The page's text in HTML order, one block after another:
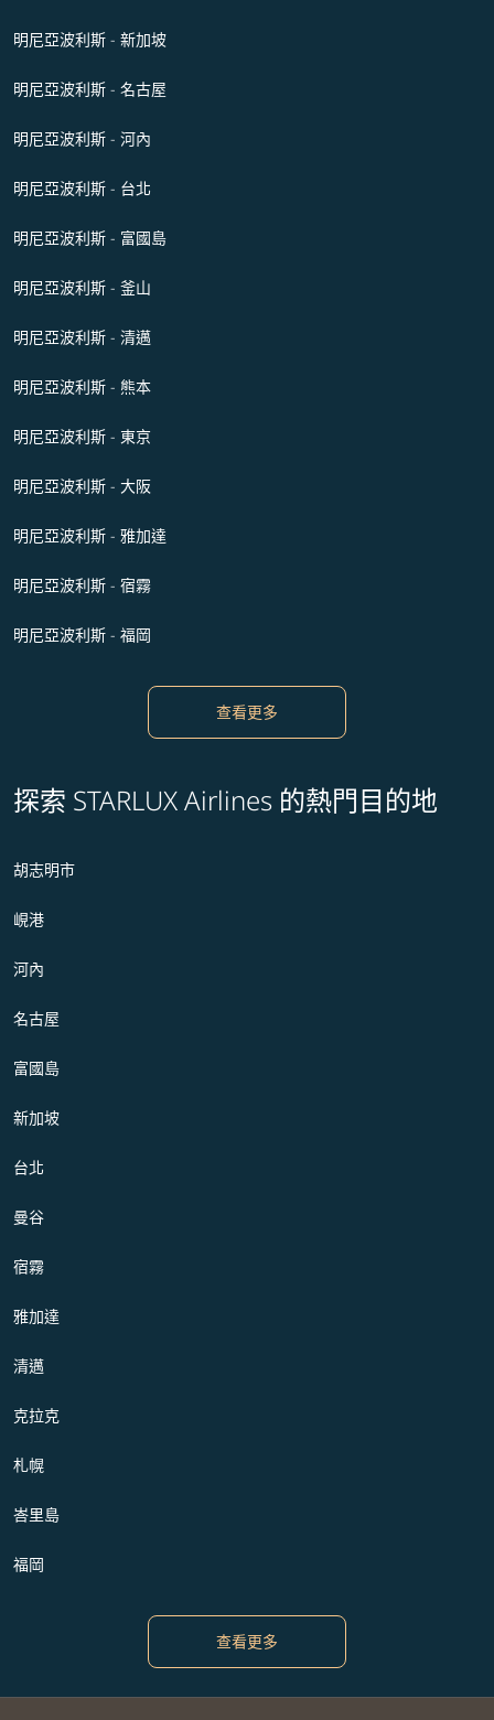
明尼亞波利斯 - 新加坡
明尼亞波利斯 - 名古屋
明尼亞波利斯 - 河內
明尼亞波利斯 - 台北
明尼亞波利斯 - 富國島
明尼亞波利斯 - 釜山
明尼亞波利斯 - 清邁
明尼亞波利斯 - 熊本
明尼亞波利斯 - 東京
明尼亞波利斯 - 大阪
明尼亞波利斯 - 雅加達
明尼亞波利斯 - 宿霧
明尼亞波利斯 - 福岡
查看更多
探索 STARLUX Airlines 的熱門目的地
胡志明市
峴港
河內
名古屋
富國島
新加坡
台北
曼谷
宿霧
雅加達
清邁
克拉克
札幌
峇里島
福岡
查看更多